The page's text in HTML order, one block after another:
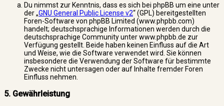
Du nimmst zur Kenntnis, dass es sich bei phpBB um eine unter
der „GNU General Public License v2“ (GPL) bereitgestellten
Foren-Software von phpBB Limited (www.phpbb.com)
handelt; deutschsprachige Informationen werden durch die
deutschsprachige Community unter www.phpbb.de zur
Verfügung gestellt. Beide haben keinen Einfluss auf die Art
und Weise, wie die Software verwendet wird. Sie können
insbesondere die Verwendung der Software für bestimmte
Zwecke nicht untersagen oder auf Inhalte fremder Foren
Einfluss nehmen.
5. Gewährleistung